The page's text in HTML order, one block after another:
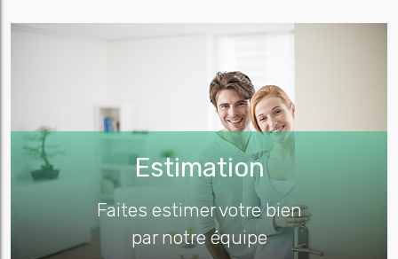
Estimation
Faites estimer votre bien
par notre équipe